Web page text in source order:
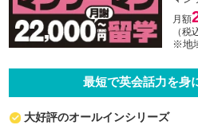
月額
（税
※地
最短で英会話力を身
大好評のオールインシリーズ